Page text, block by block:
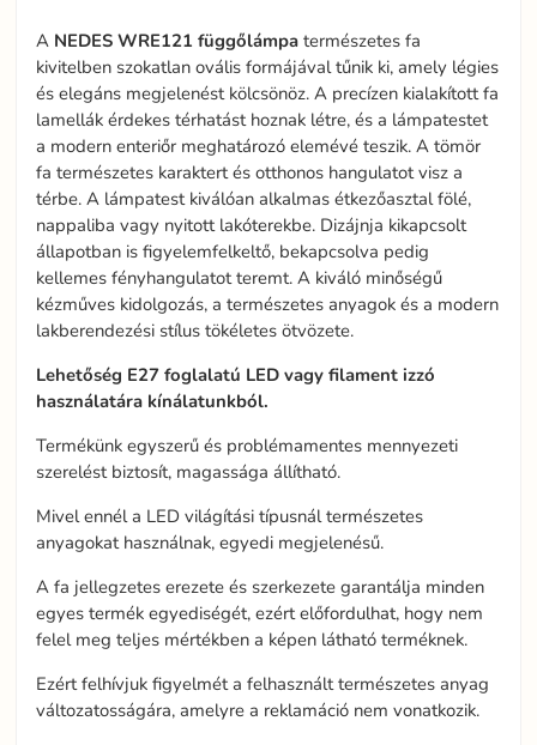
A NEDES WRE121 függőlámpa természetes fa
kivitelben szokatlan ovális formájával tűnik ki, amely légies
és elegáns megjelenést kölcsönöz. A precízen kialakított fa
lamellák érdekes térhatást hoznak létre, és a lámpatestet
a modern enteriőr meghatározó elemévé teszik. A tömör
fa természetes karaktert és otthonos hangulatot visz a
térbe. A lámpatest kiválóan alkalmas étkezőasztal fölé,
nappaliba vagy nyitott lakóterekbe. Dizájnja kikapcsolt
állapotban is figyelemfelkeltő, bekapcsolva pedig
kellemes fényhangulatot teremt. A kiváló minőségű
kézműves kidolgozás, a természetes anyagok és a modern
lakberendezési stílus tökéletes ötvözete.
Lehetőség E27 foglalatú LED vagy filament izzó
használatára kínálatunkból.
Termékünk egyszerű és problémamentes mennyezeti
szerelést biztosít, magassága állítható.
Mivel ennél a LED világítási típusnál természetes
anyagokat használnak, egyedi megjelenésű.
A fa jellegzetes erezete és szerkezete garantálja minden
egyes termék egyediségét, ezért előfordulhat, hogy nem
felel meg teljes mértékben a képen látható terméknek.
Ezért felhívjuk figyelmét a felhasznált természetes anyag
változatosságára, amelyre a reklamáció nem vonatkozik.